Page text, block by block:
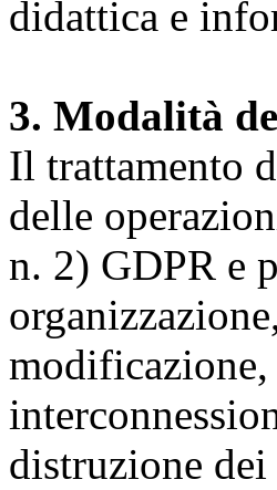
didattica e
3. Modalità
Il trattamento
delle
n. 2) GDPR e
distruzione dei